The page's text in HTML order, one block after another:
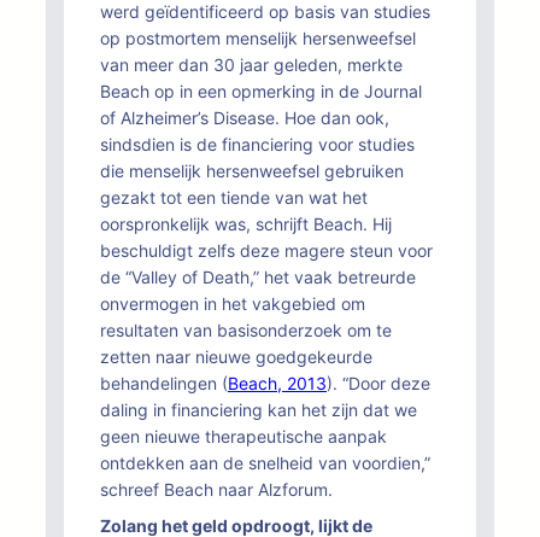
werd geïdentificeerd op basis van studies
op postmortem menselijk hersenweefsel
van meer dan 30 jaar geleden, merkte
Beach op in een opmerking in de Journal
of Alzheimer’s Disease. Hoe dan ook,
sindsdien is de financiering voor studies
die menselijk hersenweefsel gebruiken
gezakt tot een tiende van wat het
oorspronkelijk was, schrijft Beach. Hij
beschuldigt zelfs deze magere steun voor
de “Valley of Death,” het vaak betreurde
onvermogen in het vakgebied om
resultaten van basisonderzoek om te
zetten naar nieuwe goedgekeurde
behandelingen (Beach, 2013). “Door deze
daling in financiering kan het zijn dat we
geen nieuwe therapeutische aanpak
ontdekken aan de snelheid van voordien,”
schreef Beach naar Alzforum.
Zolang het geld opdroogt, lijkt de